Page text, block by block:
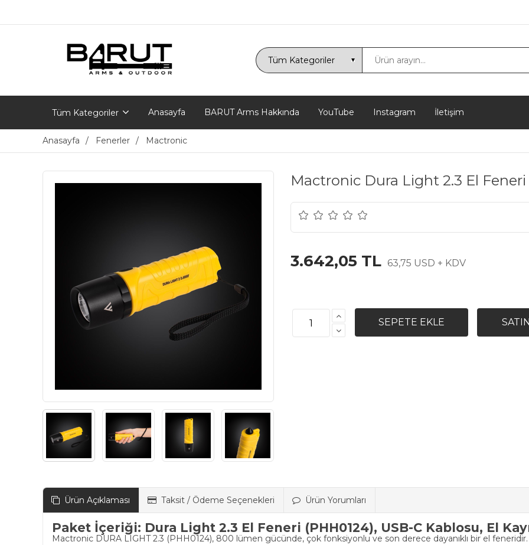
Tüm Kategoriler Anasayfa BARUT Arms Hakkında YouTube Instagram İletişim
Anasayfa Fenerler Mactronic
Mactronic Dura Light 2.3 El
3.642,05 TL 63,75 USD + KDV
Ürün Açıklaması Taksit / Ödeme Seçenekleri Ürün Yorumları
Paket İçeriği: Dura Light 2.3 El Feneri (PHH0124), USB-C Kablosu, El
Mactronic DURA LIGHT 2.3 (PHH0124), 800 lümen gücünde, çok fonksiyonlu ve son derece dayanıklı bir el feneridir.